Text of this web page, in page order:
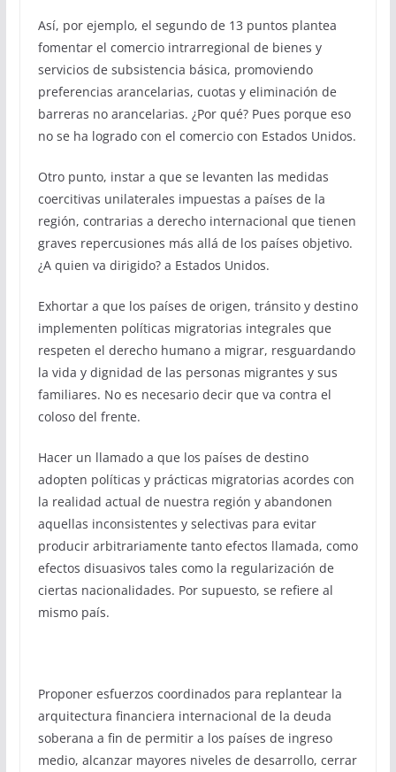
Así, por ejemplo, el segundo de 13 puntos plantea
fomentar el comercio intrarregional de bienes y
servicios de subsistencia básica, promoviendo
preferencias arancelarias, cuotas y eliminación de
barreras no arancelarias. ¿Por qué? Pues porque eso
no se ha logrado con el comercio con Estados Unidos.
Otro punto, instar a que se levanten las medidas
coercitivas unilaterales impuestas a países de la
región, contrarias a derecho internacional que tienen
graves repercusiones más allá de los países objetivo.
¿A quien va dirigido? a Estados Unidos.
Exhortar a que los países de origen, tránsito y destino
implementen políticas migratorias integrales que
respeten el derecho humano a migrar, resguardando
la vida y dignidad de las personas migrantes y sus
familiares. No es necesario decir que va contra el
coloso del frente.
Hacer un llamado a que los países de destino
adopten políticas y prácticas migratorias acordes con
la realidad actual de nuestra región y abandonen
aquellas inconsistentes y selectivas para evitar
producir arbitrariamente tanto efectos llamada, como
efectos disuasivos tales como la regularización de
ciertas nacionalidades. Por supuesto, se refiere al
mismo país.
Proponer esfuerzos coordinados para replantear la
arquitectura financiera internacional de la deuda
soberana a fin de permitir a los países de ingreso
medio, alcanzar mayores niveles de desarrollo, cerrar